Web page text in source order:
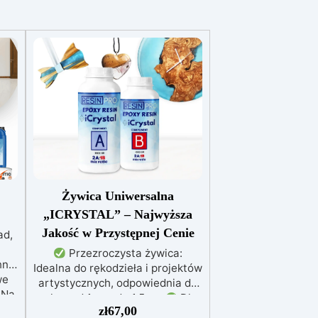
Na
Żywica Uniwersalna
„ICRYSTAL” – Najwyższa
Jakość w Przystępnej Cenie
Przezroczysta żywica:
Idealna do rękodzieła i projektów
artystycznych, odpowiednia do
zalew od 1 mm do 1,5 cm
Dla
każdego: Łatwe mieszanie w
zł67,00